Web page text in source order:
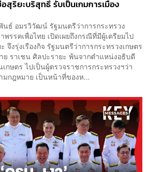
สุริยะบริสุทธิ์ รับเป็นเกมการเมือง
ธ์ อมรวิวัฒน์ รัฐมนตรีว่าการกระทรวง
รรคเพื่อไทย เปิดเผยถึงกรณีที่มีผู้เตรียมไป
จึงรุ่งเรืองกิจ รัฐมนตรีว่าการกระทรวงเกษตร
ราเชน ศิลปะรายะ พ้นจากตำแหน่งอธิบดี
กษตร ไปเป็นผู้ตรวจราชการกระทรวงฯว่า
มกฎหมาย เป็นหน้าที่ของห...